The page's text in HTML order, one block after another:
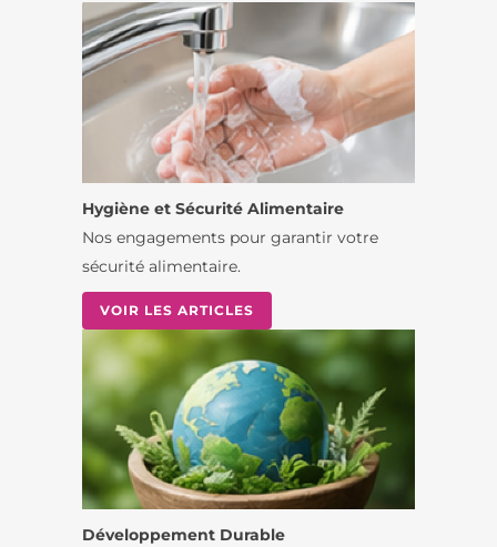
Hygiène et Sécurité Alimentaire
Nos engagements pour garantir votre
sécurité alimentaire.
VOIR LES ARTICLES
Développement Durable